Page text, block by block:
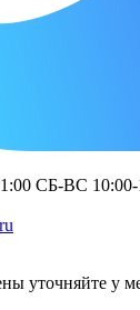
СБ-ВС 10:00-
уточняйте у